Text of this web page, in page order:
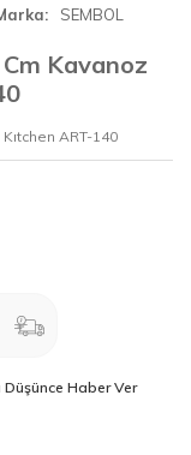
SEMBOL
Kavanoz
ART-140
Düşünce Haber Ver